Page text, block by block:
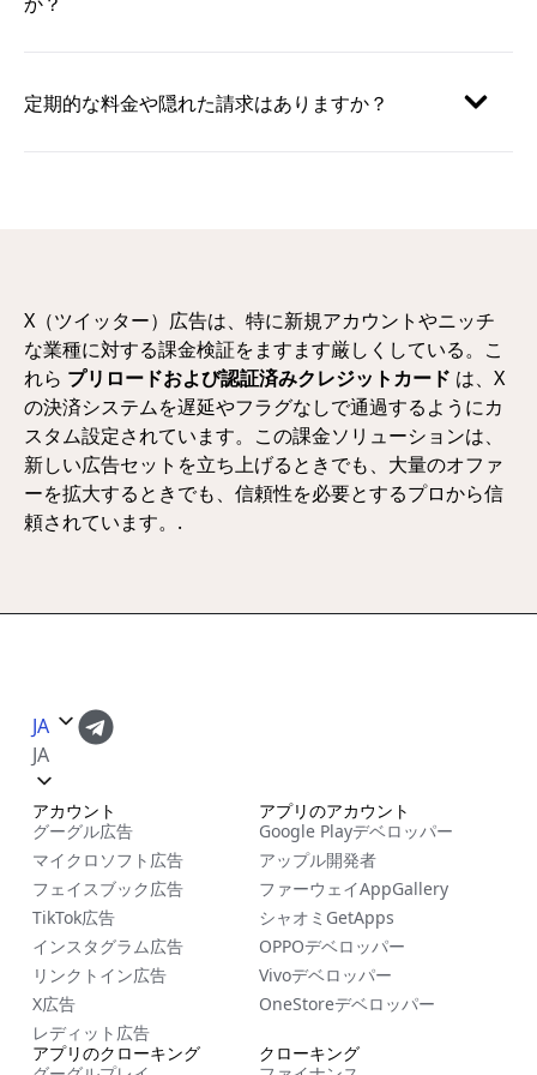
定期的な料金や隠れた請求はありますか？
X（ツイッター）広告は、特に新規アカウントやニッチ
な業種に対する課金検証をますます厳しくしている。こ
れら プリロードおよび認証済みクレジットカード は、X
の決済システムを遅延やフラグなしで通過するようにカ
スタム設定されています。この課金ソリューションは、
新しい広告セットを立ち上げるときでも、大量のオファ
ーを拡大するときでも、信頼性を必要とするプロから信
頼されています。.
JA
JA
アカウント
グーグル広告
マイクロソフト広告
フェイスブック広告
TikTok広告
インスタグラム広告
リンクトイン広告
X広告
レディット広告
クローキング
アプリのアカウント
Google Playデベロッパー
アップル開発者
ファーウェイAppGallery
シャオミGetApps
OPPOデベロッパー
Vivoデベロッパー
OneStoreデベロッパー
アプリのクローキング